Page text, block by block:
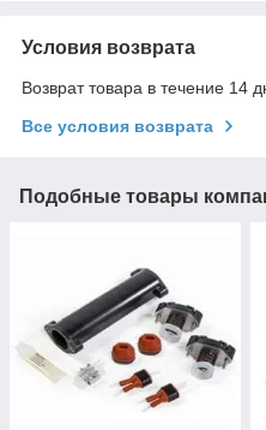
Условия возврата
Возврат товара в течение 14
Все условия возврата
Подобные товары